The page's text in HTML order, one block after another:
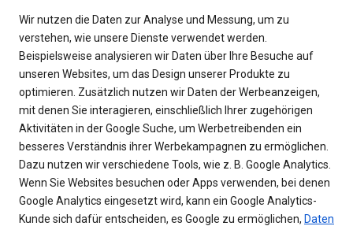
Wir nutzen die Daten zur Analyse und Messung, um zu
verstehen, wie unsere Dienste verwendet werden.
Beispielsweise analysieren wir Daten über Ihre Besuche auf
unseren Websites, um das Design unserer Produkte zu
optimieren. Zusätzlich nutzen wir Daten der Werbeanzeigen,
mit denen Sie interagieren, einschließlich Ihrer zugehörigen
Aktivitäten in der Google Suche, um Werbetreibenden ein
besseres Verständnis ihrer Werbekampagnen zu ermöglichen.
Dazu nutzen wir verschiedene Tools, wie z. B. Google Analytics.
Wenn Sie Websites besuchen oder Apps verwenden, bei denen
Google Analytics eingesetzt wird, kann ein Google Analytics-
Kunde sich dafür entscheiden, es Google zu ermöglichen, Daten